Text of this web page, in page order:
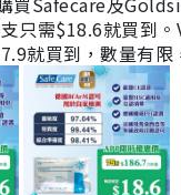
只需$18.6就買到
就買到，數量有限